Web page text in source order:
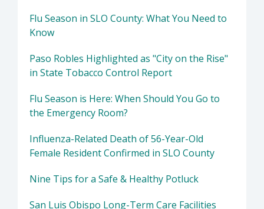
Flu Season in SLO County: What You Need to
Know
Paso Robles Highlighted as "City on the Rise"
in State Tobacco Control Report
Flu Season is Here: When Should You Go to
the Emergency Room?
Influenza-Related Death of 56-Year-Old
Female Resident Confirmed in SLO County
Nine Tips for a Safe & Healthy Potluck
San Luis Obispo Long-Term Care Facilities